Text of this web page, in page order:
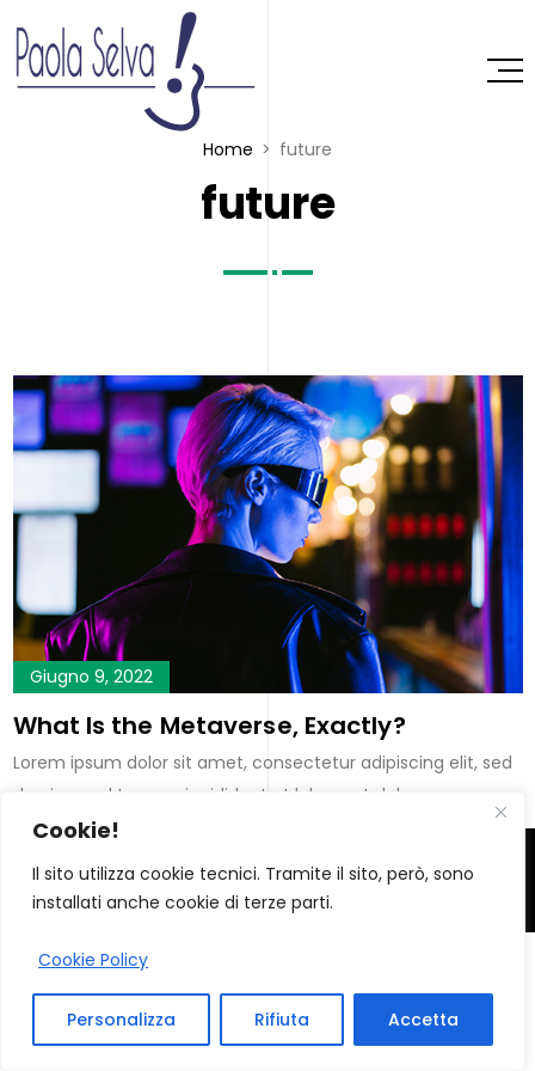
Cookie!
Il sito utilizza cookie tecnici. Tramite il sito, però, sono
installati anche cookie di terze parti.
Cookie Policy
Personalizza Rifiuta Accetta
Home future
future
Giugno 9, 2022
What Is the Metaverse, Exactly?
Lorem ipsum dolor sit amet, consectetur adipiscing elit, sed
do eiusmod tempor incididunt ut labore et dolore…
© Paola Selva 2026. P.IVA 03164050308